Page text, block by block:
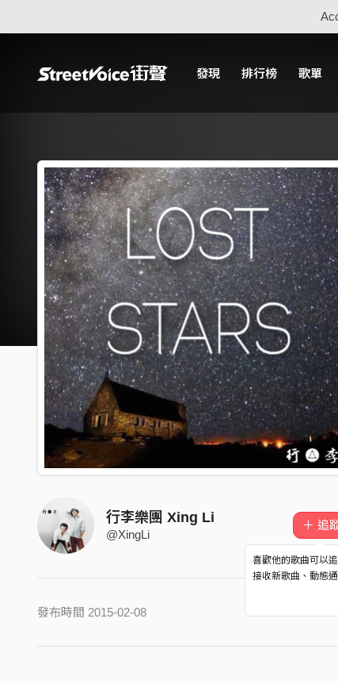
發現 排行榜 歌單
行李樂團 Xing Li
@XingLi
＋ 追
喜歡他的歌曲可以
接收新歌曲、動態通
發布時間 2015-02-08